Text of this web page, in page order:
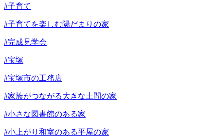
#子育て
#子育てを楽しむ陽だまりの家
#完成見学会
#宝塚
#宝塚市の工務店
#家族がつながる大きな土間の家
#小さな図書館のある家
#小上がり和室のある平屋の家